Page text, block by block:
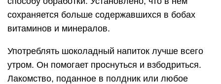
сохраняется больше содержавшихся в бобах
витаминов и минералов.
Употреблять шоколадный напиток лучше всего
утром. Он помогает проснуться и взбодриться.
Лакомство, поданное в полдник или любое